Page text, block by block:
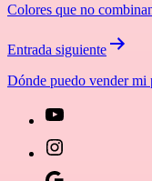
entradas
Colores que no
Entrada siguiente
Dónde puedo vender mi